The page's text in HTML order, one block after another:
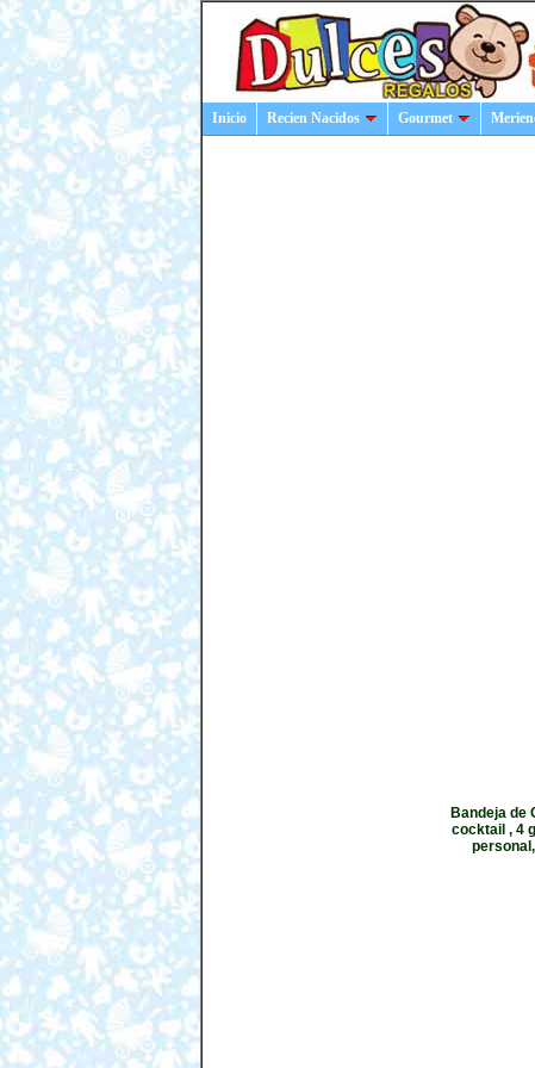
Inicio Recien Nacidos Gourmet
Bandeja de
cocktail , 4